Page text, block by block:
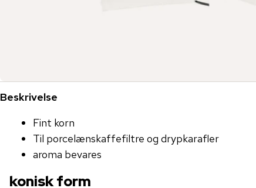
Beskrivelse
Fint korn
Til porcelænskaffefiltre og drypkarafler
aroma bevares
konisk form